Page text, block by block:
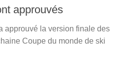
approuvés
approuvé la version finale des
Coupe du monde de ski